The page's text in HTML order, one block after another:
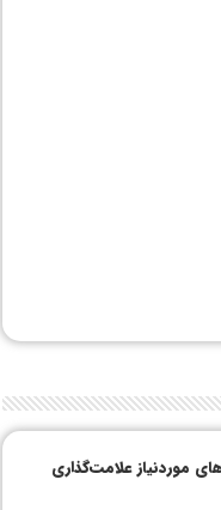
موردنیاز علامت‌گذاری